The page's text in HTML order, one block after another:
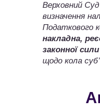
Верховний
визначення
Податкового
накладна,
законної
щодо кола